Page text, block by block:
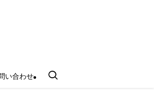
い合わせ